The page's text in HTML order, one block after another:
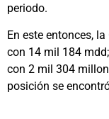
periodo.
En este entonces,
con 14 mil 184
con 2 mil 304
posición se